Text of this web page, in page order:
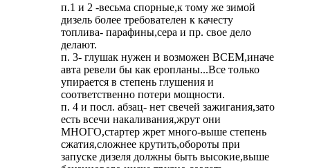
п.1 и 2 -весьма спорные,к тому же зимой
дизель более требователен к качесту
топлива- парафины,сера и пр. свое дело
делают.
п. 3- глушак нужен и возможен ВСЕМ,иначе
авта ревели бы как еропланы...Все только
упирается в степень глушения и
соответственно потери мощности.
п. 4 и посл. абзац- нет свечей зажигания,зато
есть всечи накаливания,жрут они
МНОГО,стартер жрет много-выше степень
сжатия,сложнее крутить,обороты при
запуске дизеля должны быть высокие,выше